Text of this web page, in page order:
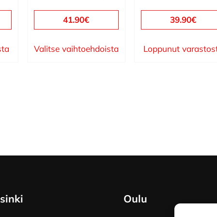
41.90€
Valitse vaihtoehdoista
sivulla.
39.90€
Loppunut
sivulla.
Oulu